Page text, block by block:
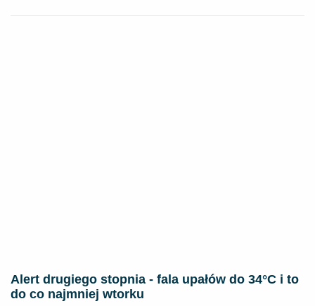
Alert drugiego stopnia - fala upałów do 34°C i to
do co najmniej wtorku